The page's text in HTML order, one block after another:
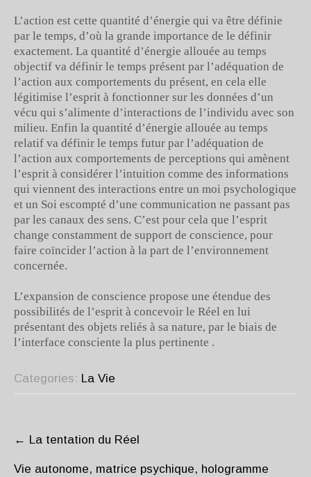
L’action est cette quantité d’énergie qui va être définie
par le temps, d’où la grande importance de le définir
exactement. La quantité d’énergie allouée au temps
objectif va définir le temps présent par l’adéquation de
l’action aux comportements du présent, en cela elle
légitimise l’esprit à fonctionner sur les données d’un
vécu qui s’alimente d’interactions de l’individu avec son
milieu. Enfin la quantité d’énergie allouée au temps
relatif va définir le temps futur par l’adéquation de
l’action aux comportements de perceptions qui amènent
l’esprit à considérer l’intuition comme des informations
qui viennent des interactions entre un moi psychologique
et un Soi escompté d’une communication ne passant pas
par les canaux des sens. C’est pour cela que l’esprit
change constamment de support de conscience, pour
faire coïncider l’action à la part de l’environnement
concernée.
L’expansion de conscience propose une étendue des
possibilités de l’esprit à concevoir le Réel en lui
présentant des objets reliés à sa nature, par le biais de
l’interface consciente la plus pertinente .
Categories: La Vie
NAVIGATION
← La tentation du Réel
Vie autonome, matrice psychique, hologramme